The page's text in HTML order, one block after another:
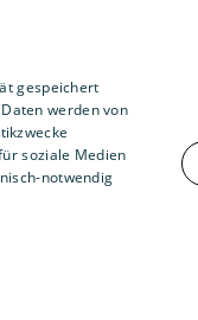
gespeichert
werden von
soziale Medien
notwendig